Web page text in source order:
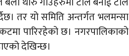
तर यो समिति अन्तर्गत भलमन्सा
पारिरहेको छ। नगरपालिकाको
देखिन्छ।